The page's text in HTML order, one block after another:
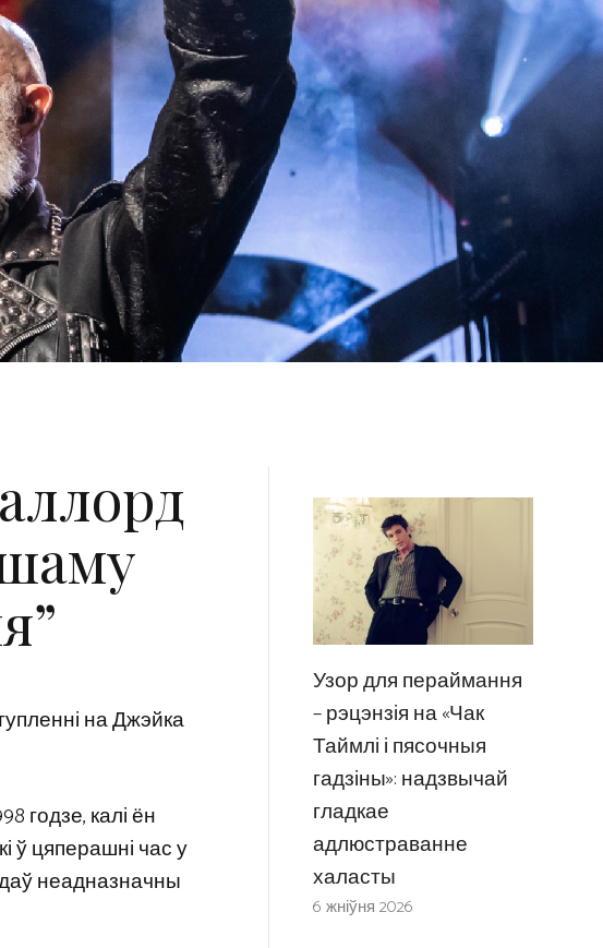
на Джэйка
годзе, калі ён
ў цяперашні час у
неадназначны
Узор для пераймання
– рэцэнзія на «Чак
Таймлі і пясочныя
гадзіны»: надзвычай
гладкае
адлюстраванне
халасты
6 жніўня 2026